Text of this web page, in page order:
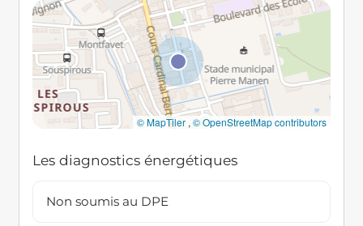
© MapTiler ,© OpenStreetMap contributors
Les diagnostics énergétiques
Non soumis au DPE